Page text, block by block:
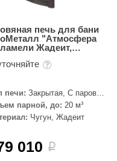
печь для бани
"Атмосфера
Жадеит,
печи: Закрытая, С паровой
парной, до: 20 м³
Чугун, Жадеит
010 i